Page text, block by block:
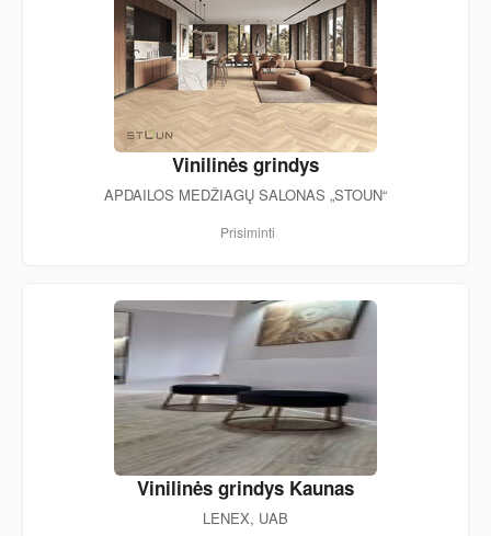
Vinilinės grindys
APDAILOS MEDŽIAGŲ SALONAS „STOUN“
Prisiminti
Vinilinės grindys Kaunas
LENEX, UAB